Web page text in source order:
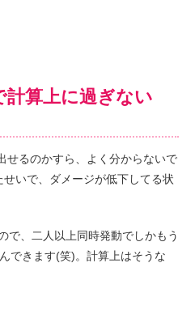
計算上に過ぎない
せるのかすら、よく分からないで
いで、ダメージが低下してる状
で、二人以上同時発動でしかもう
できます(笑)。計算上はそうな